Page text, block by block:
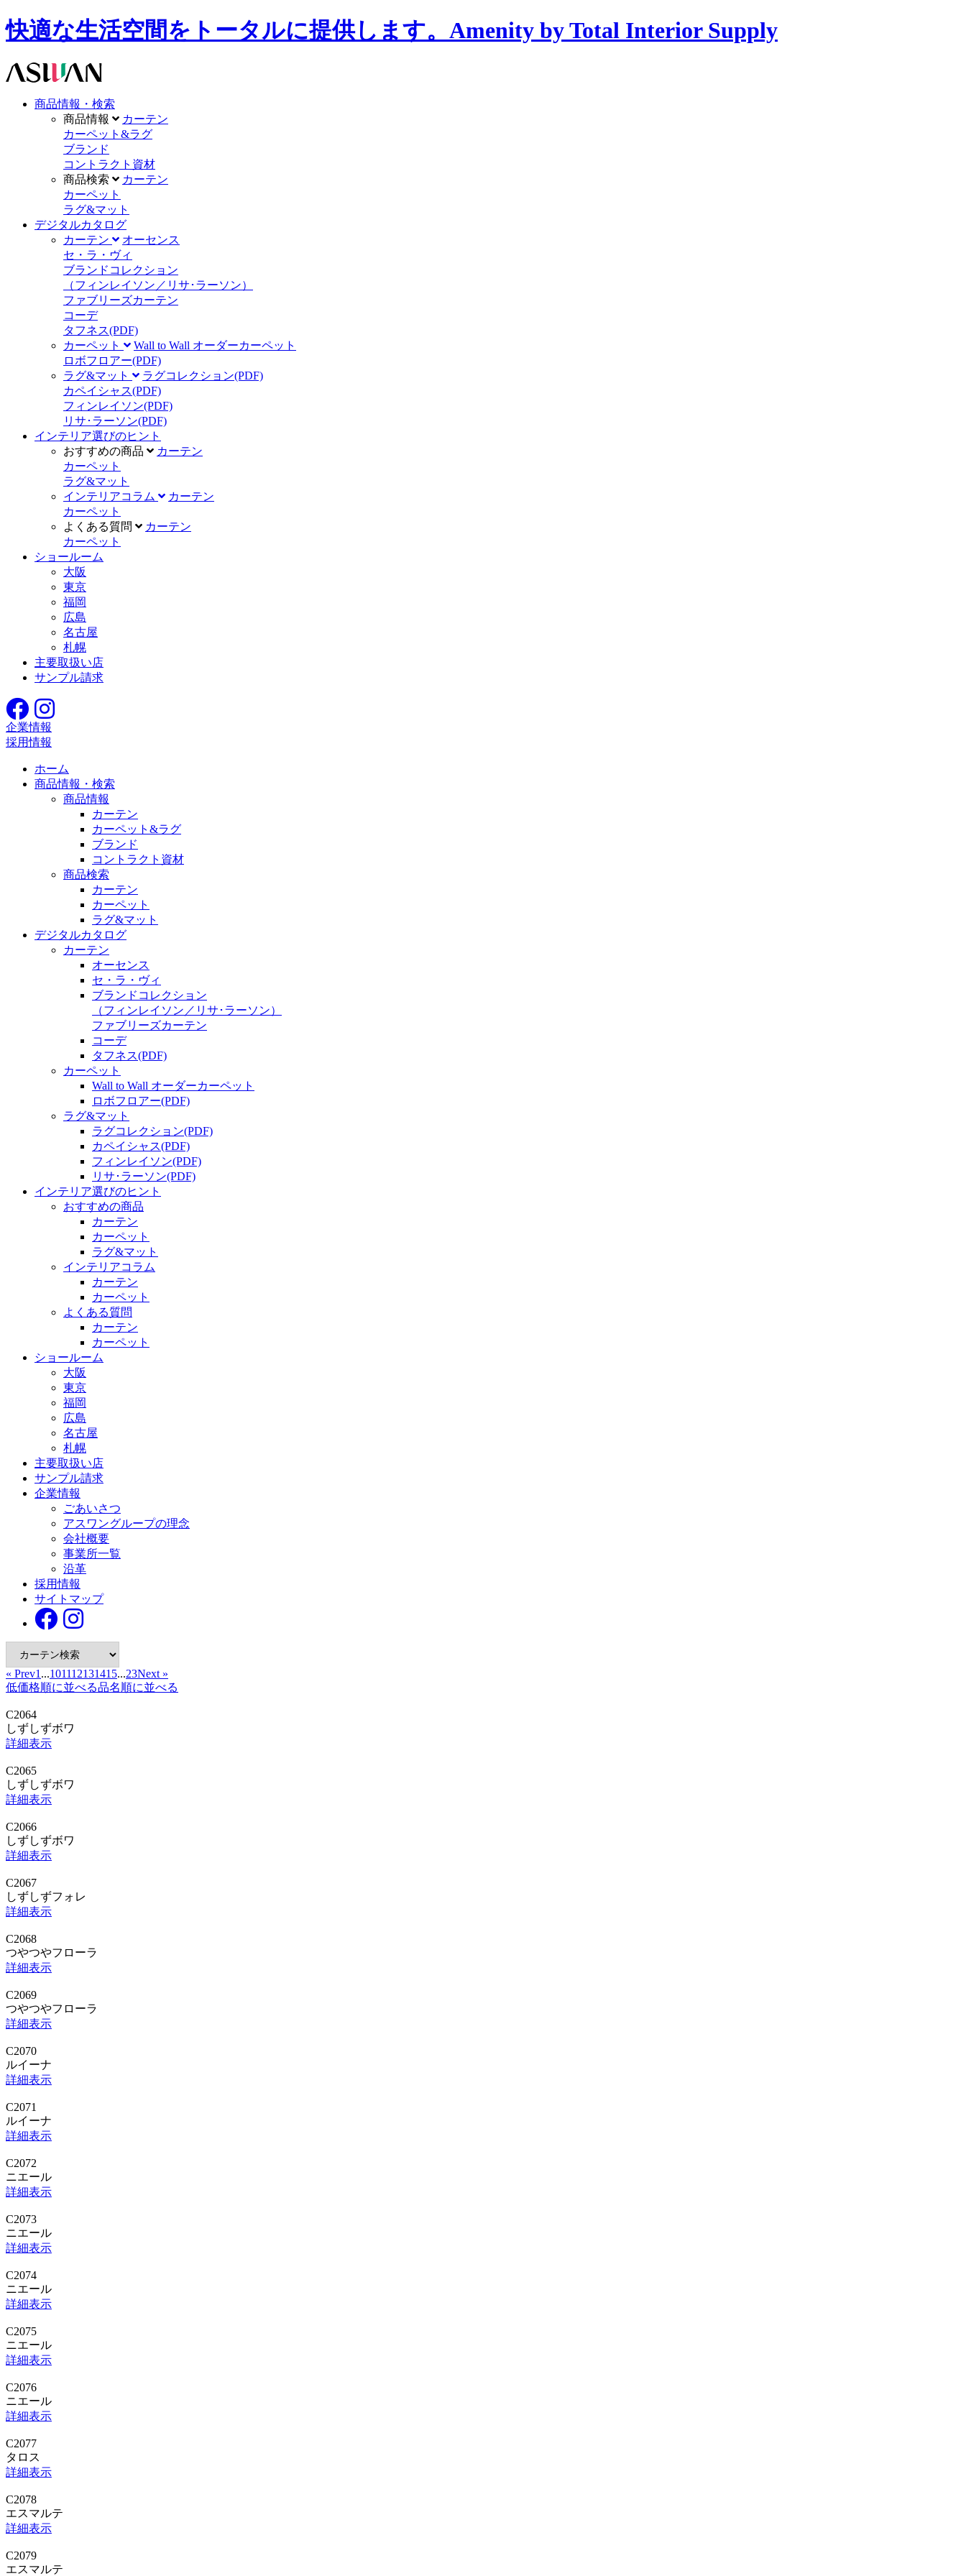
快適な生活空間をトータルに提供します。Amenity by Total Interior Supply
商品情報・検索
商品情報
カーテン
カーペット&ラグ
ブランド
コントラクト資材
商品検索
カーテン
カーペット
ラグ&マット
デジタルカタログ
カーテン
オーセンス
セ・ラ・ヴィ
ブランドコレクション
（フィンレイソン／リサ･ラーソン）
ファブリーズカーテン
コーデ
タフネス(PDF)
カーペット
Wall to Wall オーダーカーペット
ロボフロアー(PDF)
ラグ&マット
ラグコレクション(PDF)
カペイシャス(PDF)
フィンレイソン(PDF)
リサ･ラーソン(PDF)
インテリア選びのヒント
おすすめの商品
カーテン
カーペット
ラグ&マット
インテリアコラム
カーテン
カーペット
よくある質問
カーテン
カーペット
ショールーム
大阪
東京
福岡
広島
名古屋
札幌
主要取扱い店
サンプル請求
企業情報
採用情報
ホーム
商品情報・検索
商品情報
カーテン
カーペット&ラグ
ブランド
コントラクト資材
商品検索
カーテン
カーペット
ラグ&マット
デジタルカタログ
カーテン
オーセンス
セ・ラ・ヴィ
ブランドコレクション
（フィンレイソン／リサ･ラーソン）
ファブリーズカーテン
コーデ
タフネス(PDF)
カーペット
Wall to Wall オーダーカーペット
ロボフロアー(PDF)
ラグ&マット
ラグコレクション(PDF)
カペイシャス(PDF)
フィンレイソン(PDF)
リサ･ラーソン(PDF)
インテリア選びのヒント
おすすめの商品
カーテン
カーペット
ラグ&マット
インテリアコラム
カーテン
カーペット
よくある質問
カーテン
カーペット
ショールーム
大阪
東京
福岡
広島
名古屋
札幌
主要取扱い店
サンプル請求
企業情報
ごあいさつ
アスワングループの理念
会社概要
事業所一覧
沿革
採用情報
サイトマップ
« Prev1 ...101112131415...23Next »
低価格順に並べる品名順に並べる
C2064
しずしずボワ
詳細表示
C2065
しずしずボワ
詳細表示
C2066
しずしずボワ
詳細表示
C2067
しずしずフォレ
詳細表示
C2068
つやつやフローラ
詳細表示
C2069
つやつやフローラ
詳細表示
C2070
ルイーナ
詳細表示
C2071
ルイーナ
詳細表示
C2072
ニエール
詳細表示
C2073
ニエール
詳細表示
C2074
ニエール
詳細表示
C2075
ニエール
詳細表示
C2076
ニエール
詳細表示
C2077
タロス
詳細表示
C2078
エスマルテ
詳細表示
C2079
エスマルテ